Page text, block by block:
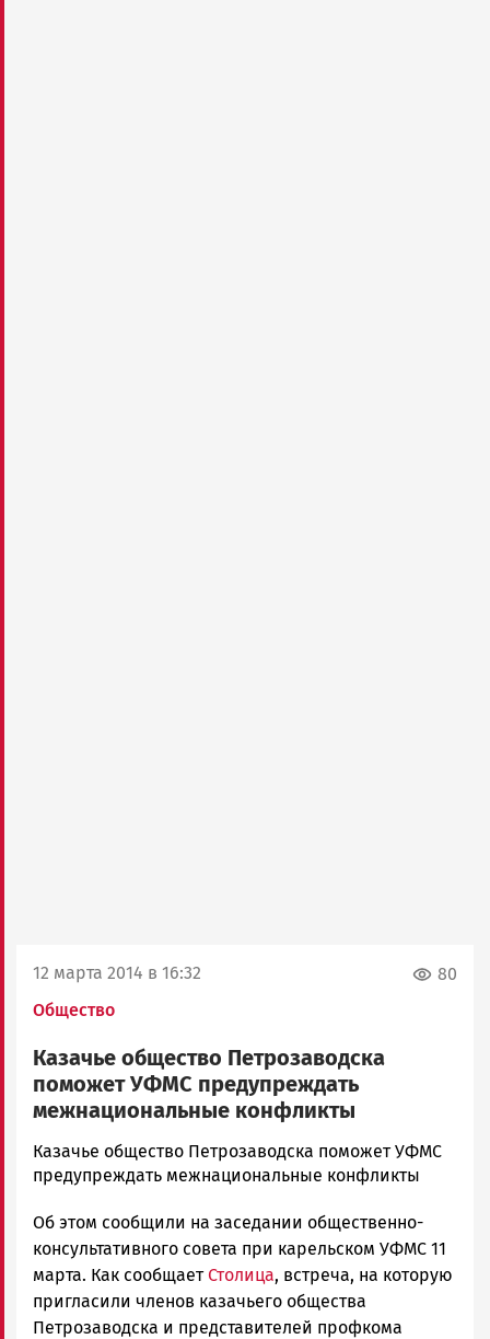
12 марта 2014 в 16:32
Общество
80
Казачье общество Петрозаводска
поможет УФМС предупреждать
межнациональные конфликты
admintimur
Новости
и
Карелии
|
Петрозаводск
ГОВОРИТ
Казачье общество Петрозаводска поможет УФМС
предупреждать межнациональные конфликты
Об этом сообщили на заседании общественно-
консультативного совета при карельском УФМС 11
марта. Как сообщаетСтолица, встреча, на которую
пригласили членов казачьего общества
Петрозаводска и представителей профкома